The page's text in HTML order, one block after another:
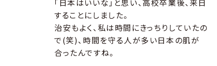
することにしました。
治安もよく、私は時間にきっちりしていたの
で(笑)、時間を守る人が多い日本の肌が
合ったんですね。